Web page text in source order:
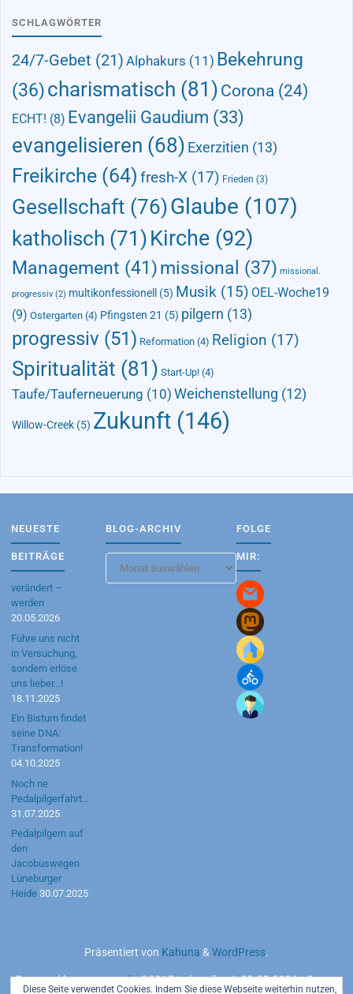
SCHLAGWÖRTER
24/7-Gebet (21) Alphakurs (11) Bekehrung
(36)charismatisch (81) Corona (24)
ECHT! (8) Evangelii Gaudium (33)
evangelisieren (68) Exerzitien (13)
Freikirche (64) fresh-X (17) Frieden (3)
Gesellschaft (76)Glaube (107)
katholisch (71) Kirche (92)
Management (41)missional (37) missional.
progressiv (2) multikonfessionell (5) Musik (15) OEL-Woche19
(9) Ostergarten (4) Pfingsten 21 (5) pilgern (13)
progressiv (51) Reformation (4) Religion (17)
Spiritualität (81) Start-Up! (4)
Taufe/Tauferneuerung (10) Weichenstellung (12)
Willow-Creek (5) Zukunft (146)
NEUESTE
BEITRÄGE
verändert –
werden
20.05.2026
Führe uns nicht
in Versuchung,
sondern erlöse
uns lieber…!
18.11.2025
Ein Bistum findet
seine DNA:
Transformation!
04.10.2025
Noch ne
Pedalpilgerfahrt…
31.07.2025
Pedalpilgern auf
den
Jacobuswegen
Lüneburger
Heide 30.07.2025
BLOG-ARCHIV
Archiv
FOLGE
MIR:
Präsentiert von Kahuna &WordPress.
Powered bymotetus.de©2015 | aktuell seit 20.05.2026 | Server:
Diese Seite verwendet Cookies. Indem Sie diese Webseite weiterhin nutzen,